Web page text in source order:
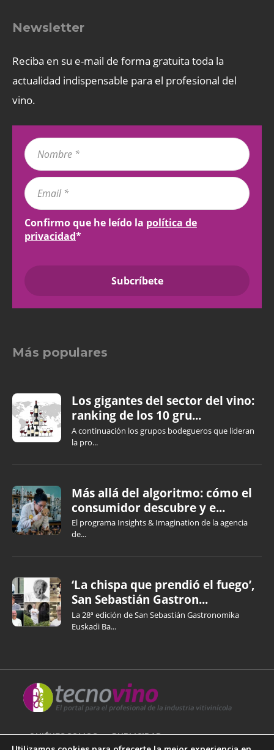
Newsletter
Reciba en su e-mail de forma gratuita toda la
actualidad indispensable para el profesional del
vino.
Confirmo que he leído la política de
privacidad*
Más populares
Los gigantes del sector del vino:
ranking de los 10 gru...
A continuación los grupos bodegueros que lideran
la pro...
Más allá del algoritmo: cómo el
consumidor descubre y e...
El programa Insights & Imagination de la agencia
de...
‘La chispa que prendió el fuego’,
San Sebastián Gastron...
La 28ª edición de San Sebastián Gastronomika
Euskadi Ba...
QUIÉNES SOMOS PUBLICIDAD